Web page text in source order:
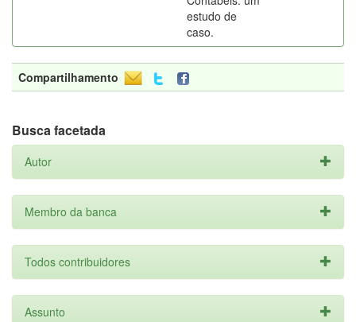
estudo de
caso.
Compartilhamento
Busca facetada
Autor
Membro da banca
Todos contribuidores
Assunto